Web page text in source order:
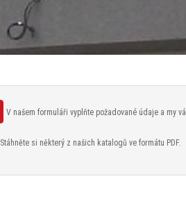
V našem formuláři vyplňte požadované údaje a my
Stáhněte si některý z našich katalogů ve formátu PDF.